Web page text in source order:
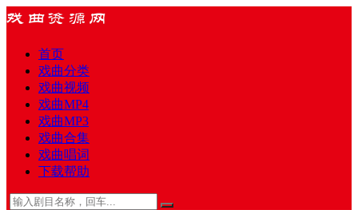
首页
戏曲分类
戏曲视频
戏曲MP4
戏曲MP3
戏曲合集
戏曲唱词
下载帮助